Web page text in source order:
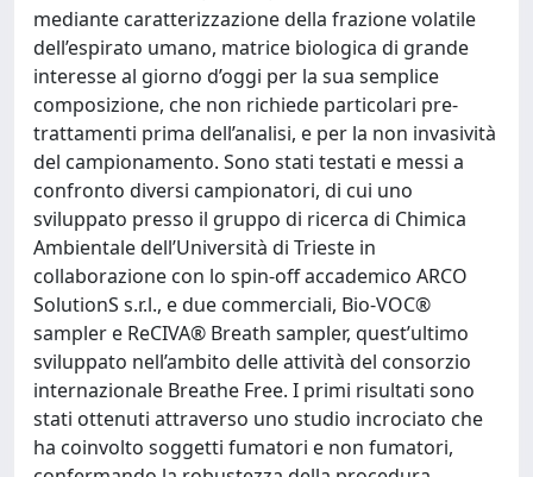
mediante caratterizzazione della frazione volatile
dell’espirato umano, matrice biologica di grande
interesse al giorno d’oggi per la sua semplice
composizione, che non richiede particolari pre-
trattamenti prima dell’analisi, e per la non invasività
del campionamento. Sono stati testati e messi a
confronto diversi campionatori, di cui uno
sviluppato presso il gruppo di ricerca di Chimica
Ambientale dell’Università di Trieste in
collaborazione con lo spin-off accademico ARCO
SolutionS s.r.l., e due commerciali, Bio-VOC®
sampler e ReCIVA® Breath sampler, quest’ultimo
sviluppato nell’ambito delle attività del consorzio
internazionale Breathe Free. I primi risultati sono
stati ottenuti attraverso uno studio incrociato che
ha coinvolto soggetti fumatori e non fumatori,